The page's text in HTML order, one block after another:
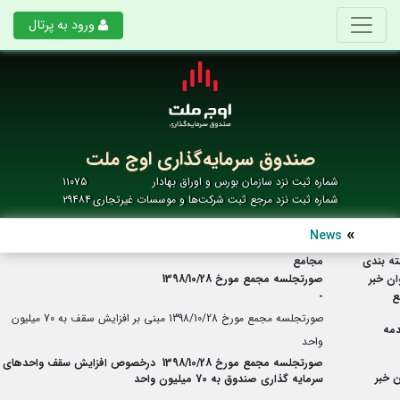
ورود به پرتال
صندوق سرمایه‌گذاری اوج ملت
شماره ثبت نزد سازمان بورس و اوراق بهادار
۱۱۰۷۵
شماره ثبت نزد مرجع ثبت شرکت‌ها و موسسات غیرتجاری۲۹۴۸۴
News
بندی
مجامع
خبر
صورتجلسه مجمع مورخ 1398/10/28
-
صورتجلسه مجمع مورخ 1398/10/28 مبنی بر افزایش سقف به 70 میلیون
واحد
خبر
صورتجلسه مجمع مورخ 1398/10/28 درخصوص افزایش سقف واحدهای
سرمایه گذاری صندوق به 70 میلیون واحد